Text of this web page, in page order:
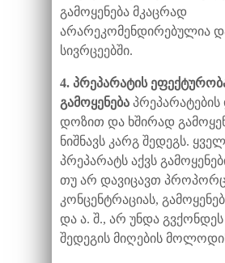
გამოყენება მკაცრად
არარეკომენდირებულია
სივრცეებში.
4. პრეპარატის
გამოყენება
დოზით და ხშირად
ნიშნავს კარგ შედეგს.
პრეპარატს აქვს
თუ არ დავიცავთ
კონცენტრაციას,
და ა. შ., არ უნდა
შედეგის მიღების